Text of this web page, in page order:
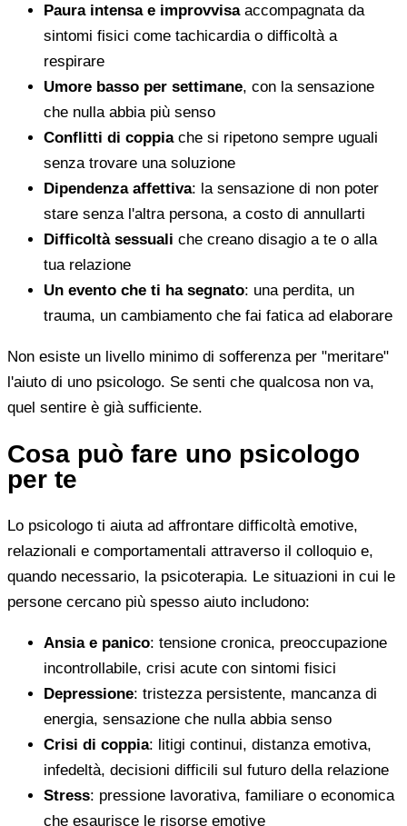
Paura intensa e improvvisaaccompagnata da
sintomi fisici come tachicardia o difficoltà a
respirare
Umore basso per settimane, con la sensazione
che nulla abbia più senso
Conflitti di coppiache si ripetono sempre uguali
senza trovare una soluzione
Dipendenza affettiva: la sensazione di non poter
stare senza l'altra persona, a costo di annullarti
Difficoltà sessuali che creano disagio a te o alla
tua relazione
Un evento che ti ha segnato: una perdita, un
trauma, un cambiamento che fai fatica ad elaborare
Non esiste un livello minimo di sofferenza per "meritare"
l'aiuto di uno psicologo. Se senti che qualcosa non va,
quel sentire è già sufficiente.
Cosa può fare uno psicologo
per te
Lo psicologo ti aiuta ad affrontare difficoltà emotive,
relazionali e comportamentali attraverso il colloquio e,
quando necessario, la psicoterapia. Le situazioni in cui le
persone cercano più spesso aiuto includono:
Ansia e panico: tensione cronica, preoccupazione
incontrollabile, crisi acute con sintomi fisici
Depressione: tristezza persistente, mancanza di
energia, sensazione che nulla abbia senso
Crisi di coppia: litigi continui, distanza emotiva,
infedeltà, decisioni difficili sul futuro della relazione
Stress: pressione lavorativa, familiare o economica
che esaurisce le risorse emotive